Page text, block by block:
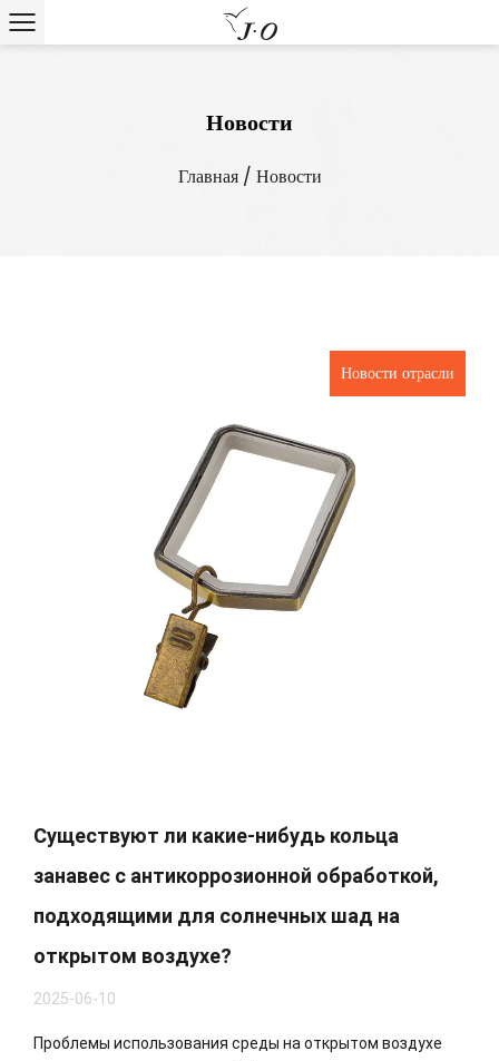
Новости
Главная/ Новости
Новости отрасли
Существуют ли какие-нибудь кольца
занавес с антикоррозионной обработкой,
подходящими для солнечных шад на
открытом воздухе?
2025-06-10
Проблемы использования среды на открытом воздухе